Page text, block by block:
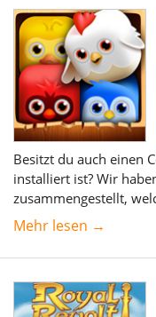
Besitzt du auch einen
installiert ist? Wir
zusammengestellt,
Mehr lesen →